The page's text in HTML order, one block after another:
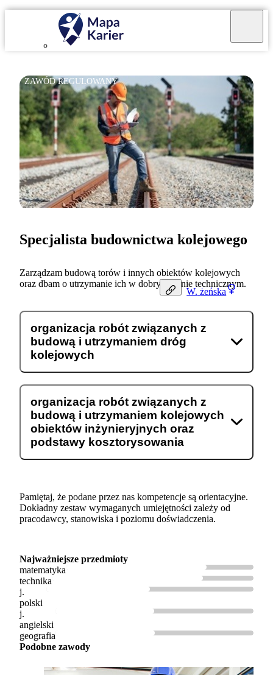
ZAWÓD REGULOWANY
W. żeńska
Specjalista budownictwa kolejowego
Zarządzam budową torów i innych obiektów kolejowych
oraz dbam o utrzymanie ich w dobrym stanie technicznym.
organizacja robót związanych z
budową i utrzymaniem dróg
kolejowych
organizacja robót związanych z
budową i utrzymaniem kolejowych
obiektów inżynieryjnych oraz
podstawy kosztorysowania
Pamiętaj, że podane przez nas kompetencje są orientacyjne.
Dokładny zestaw wymaganych umiejętności zależy od
pracodawcy, stanowiska i poziomu doświadczenia.
Najważniejsze przedmioty
matematyka
technika
j.
polski
j.
angielski
geografia
Podobne zawody